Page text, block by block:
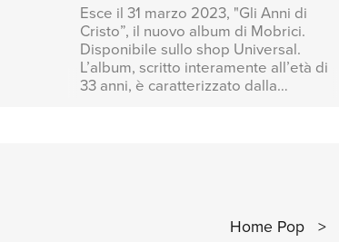
Esce il 31 marzo 2023, "Gli Anni di
Cristo”, il nuovo album di Mobrici.
Disponibile sullo shop Universal.
L’album, scritto interamente all’età di
33 anni, è caratterizzato dalla
storia che diventa condivisa.
Home Pop >